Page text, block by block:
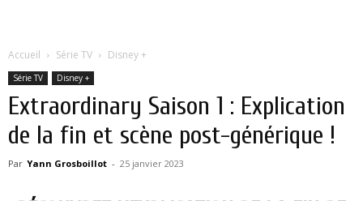
Accueil Série TV Disney +
Série TV Disney +
Extraordinary Saison 1 : Explication
de la fin et scène post-générique !
Par Yann Grosboillot - 25 janvier 2023